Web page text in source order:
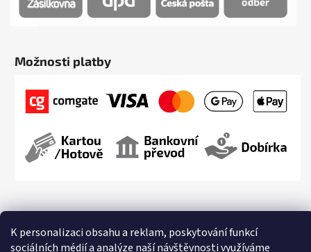
K personalizaci obsahu a reklam, poskytování funkcí
sociálních médií a analýze naší návštěvnosti využíváme
Možnosti platby